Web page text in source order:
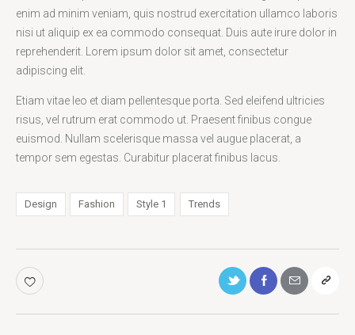
enim ad minim veniam, quis nostrud exercitation ullamco laboris
nisi ut aliquip ex ea commodo consequat. Duis aute irure dolor in
reprehenderit. Lorem ipsum dolor sit amet, consectetur
adipiscing elit.
Etiam vitae leo et diam pellentesque porta. Sed eleifend ultricies
risus, vel rutrum erat commodo ut. Praesent finibus congue
euismod. Nullam scelerisque massa vel augue placerat, a
tempor sem egestas. Curabitur placerat finibus lacus.
Design Fashion Style 1 Trends